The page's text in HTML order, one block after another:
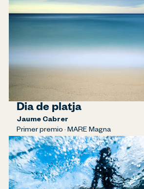
Dia de platja
Jaume Cabrer
Primer premio · MARE Magna